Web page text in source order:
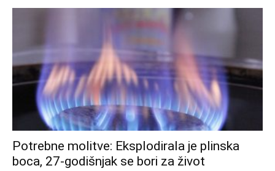
Potrebne molitve: Eksplodirala je plinska
boca, 27-godišnjak se bori za život